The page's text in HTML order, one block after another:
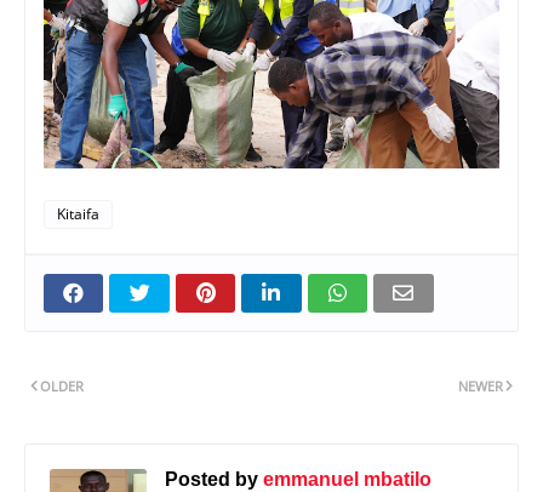
Kitaifa
NEWER
OLDER
Posted by emmanuel mbatilo